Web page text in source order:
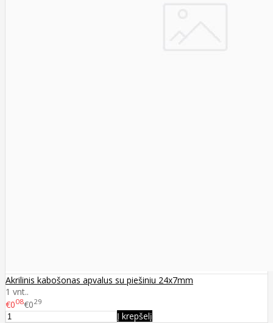
Akrilinis kabošonas apvalus su piešiniu 24x7mm
1 vnt..
€008€029
Į krepšelį